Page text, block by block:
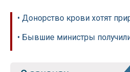
• Донорство крови хотят
• Бывшие министры